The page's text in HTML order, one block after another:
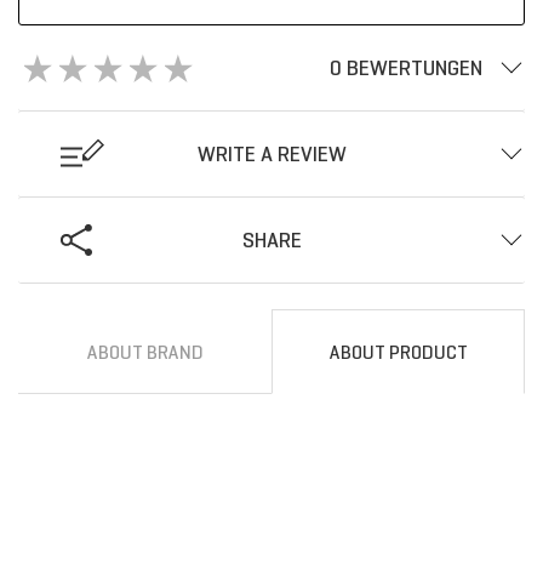
0 BEWERTUNGEN
WRITE A REVIEW
SHARE
ABOUT BRAND ABOUT PRODUCT